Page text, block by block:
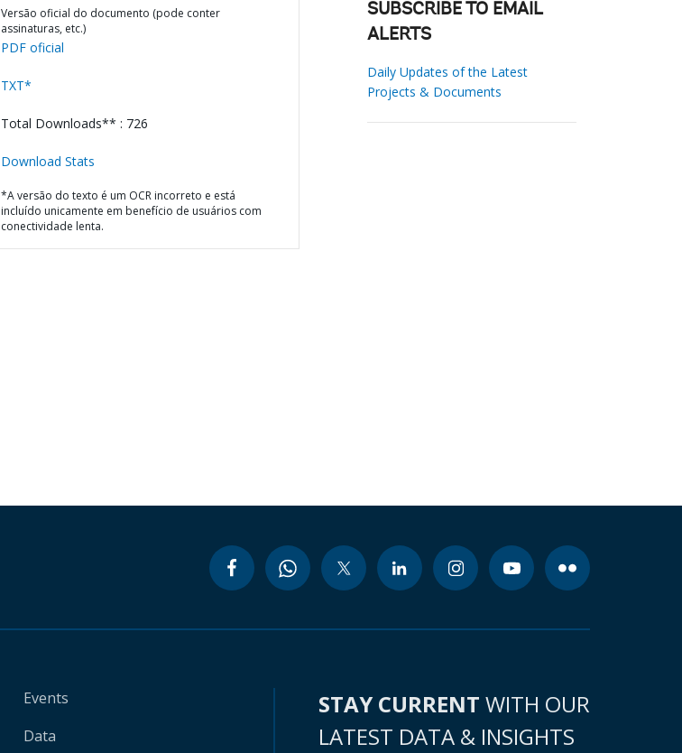
Versão oficial do documento (pode conter
assinaturas, etc.)
PDF oficial
TXT*
Total Downloads** : 726
Download Stats
*A versão do texto é um OCR incorreto e está
incluído unicamente em benefício de usuários com
conectividade lenta.
SUBSCRIBE TO EMAIL
ALERTS
Daily Updates of the Latest
Projects & Documents
Events
Data
STAY CURRENT WITH OUR
LATEST DATA & INSIGHTS